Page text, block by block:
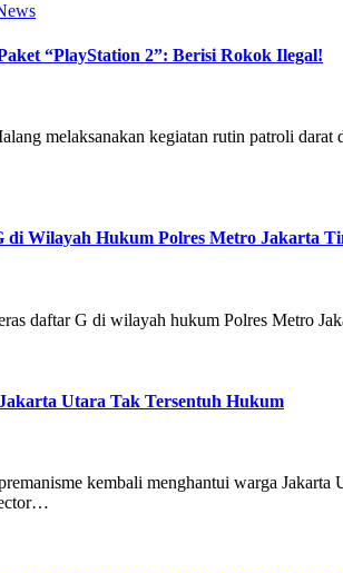
“PlayStation 2”: Berisi Rokok Ilegal!
melaksanakan kegiatan rutin patroli
di Wilayah Hukum Polres Metro Jakarta
daftar G di wilayah hukum Polres Metro
Utara Tak Tersentuh Hukum
kembali menghantui warga